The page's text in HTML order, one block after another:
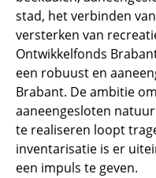
stad, het verbinden
versterken van
Ontwikkelfonds
een robuust en
Brabant. De ambitie
aaneengesloten
te realiseren loopt
inventarisatie is er
een impuls te geven.